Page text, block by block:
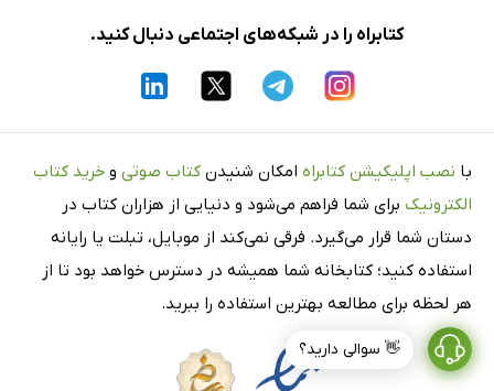
👋 سوالی دارید؟
کتابراه را در شبکه‌های اجتماعی دنبال کنید.
با نصب اپلیکیشن کتابراه امکان شنیدن کتاب صوتی و خرید کتاب
الکترونیک برای شما فراهم می‌شود و دنیایی از هزاران کتاب در
دستان شما قرار می‌گیرد. فرقی نمی‌کند از موبایل، تبلت یا رایانه
استفاده کنید؛ کتابخانه شما همیشه در دسترس خواهد بود تا از
هر لحظه برای مطالعه بهترین استفاده را ببرید.